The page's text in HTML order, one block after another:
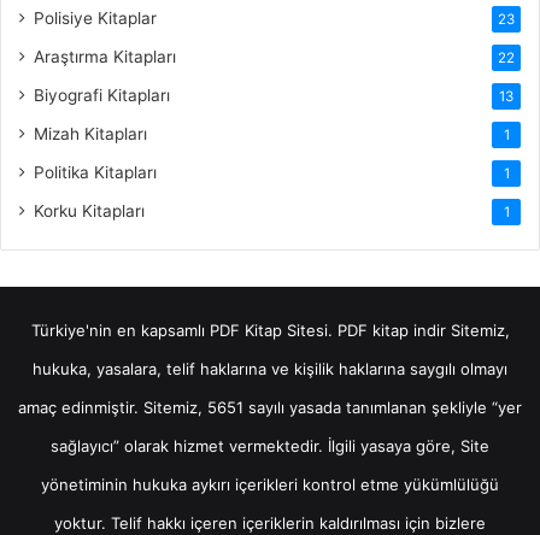
Polisiye Kitaplar 23
Araştırma Kitapları 22
Biyografi Kitapları 13
Mizah Kitapları 1
Politika Kitapları 1
Korku Kitapları 1
Türkiye'nin en kapsamlı PDF Kitap Sitesi. PDF kitap indirSitemiz,
hukuka, yasalara, telif haklarına ve kişilik haklarına saygılı olmayı
amaç edinmiştir. Sitemiz, 5651 sayılı yasada tanımlanan şekliyle “yer
sağlayıcı” olarak hizmet vermektedir. İlgili yasaya göre, Site
yönetiminin hukuka aykırı içerikleri kontrol etme yükümlülüğü
yoktur. Telif hakkı içeren içeriklerin kaldırılması için bizlere